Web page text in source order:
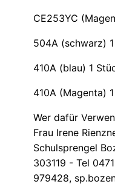
CE253YC
504A (schwarz)
410A (blau) 1
410A (Magenta)
Wer dafür
Frau Irene
Schulsprengel
303119 - Tel 0471
979428,